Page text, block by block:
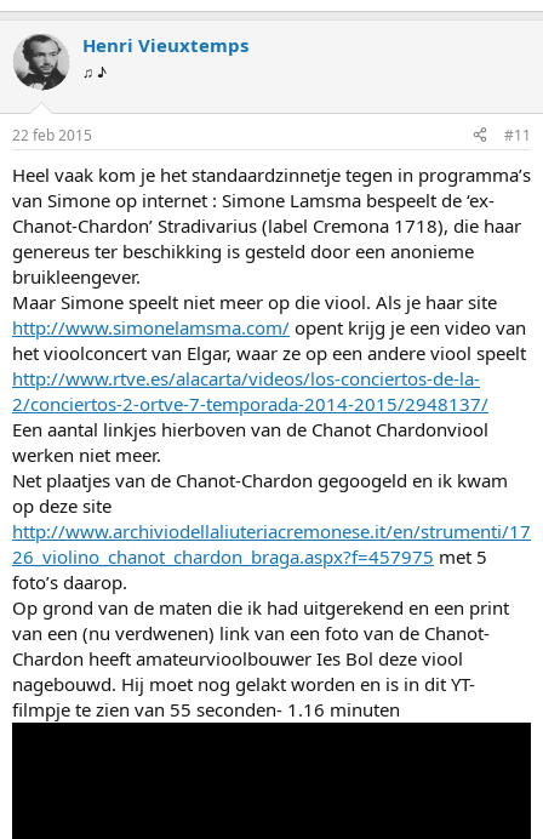
Henri Vieuxtemps
♫ ♪
22 feb 2015 #11
Heel vaak kom je het standaardzinnetje tegen in programma’s
van Simone op internet : Simone Lamsma bespeelt de ‘ex-
Chanot-Chardon’ Stradivarius (label Cremona 1718), die haar
genereus ter beschikking is gesteld door een anonieme
bruikleengever.
Maar Simone speelt niet meer op die viool. Als je haar site
http://www.simonelamsma.com/ opent krijg je een video van
het vioolconcert van Elgar, waar ze op een andere viool speelt
http://www.rtve.es/alacarta/videos/los-conciertos-de-la-
2/conciertos-2-ortve-7-temporada-2014-2015/2948137/
Een aantal linkjes hierboven van de Chanot Chardonviool
werken niet meer.
Net plaatjes van de Chanot-Chardon gegoogeld en ik kwam
op deze site
http://www.archiviodellaliuteriacremonese.it/en/strumenti/17
26_violino_chanot_chardon_braga.aspx?f=457975 met 5
foto’s daarop.
Op grond van de maten die ik had uitgerekend en een print
van een (nu verdwenen) link van een foto van de Chanot-
Chardon heeft amateurvioolbouwer Ies Bol deze viool
nagebouwd. Hij moet nog gelakt worden en is in dit YT-
filmpje te zien van 55 seconden- 1.16 minuten